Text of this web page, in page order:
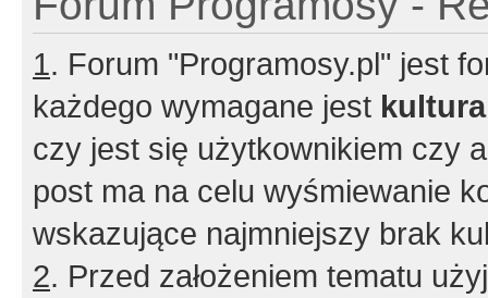
1. Forum "Programosy.pl" jest
każdego wymagane jest
czy jest się użytkownikiem czy
post ma na celu wyśmiewanie
wskazujące najmniejszy brak
2. Przed założeniem tematu